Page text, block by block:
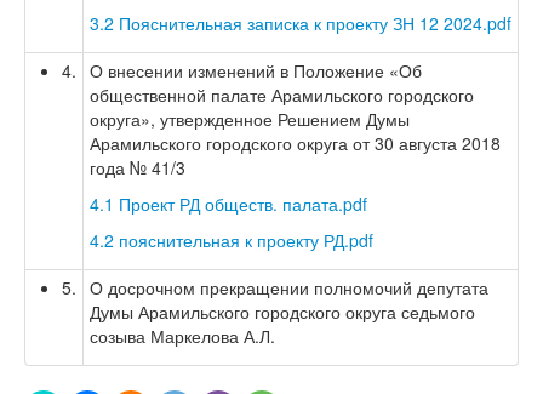
3.2 Пояснительная записка к проекту ЗН 12 2024.pdf
4. О внесении изменений в Положение «Об
общественной палате Арамильского городского
округа», утвержденное Решением Думы
Арамильского городского округа от 30 августа 2018
года № 41/3
4.1 Проект РД обществ. палата.pdf
4.2 пояснительная к проекту РД.pdf
5. О досрочном прекращении полномочий депутата
Думы Арамильского городского округа седьмого
созыва Маркелова А.Л.